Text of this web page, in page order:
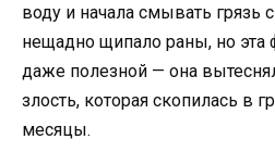
воду и начала смывать грязь
нещадно щипало раны, но эта
даже полезной — она
злость, которая скопилась в
месяцы.